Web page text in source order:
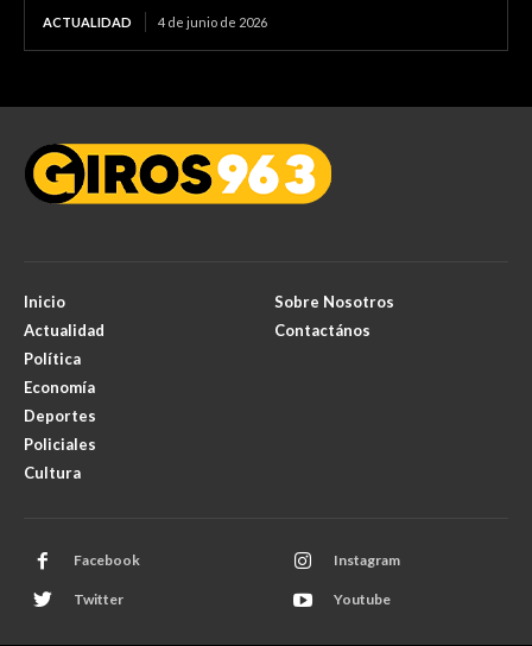
ACTUALIDAD 4 de junio de 2026
Inicio
Actualidad
Política
Economía
Deportes
Policiales
Cultura
Sobre Nosotros
Contactános
Facebook Instagram
Twitter Youtube